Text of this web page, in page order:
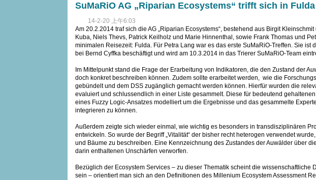
SuMaRiO AG „Riparian Ecosystems“ trifft sich in Fulda
14-2-20 上午6:03
Am 20.2.2014 traf sich die AG „Riparian Ecosystems“, bestehend aus Birgit
Kuba, Niels Thevs, Patrick Keilholz und Marie Hinnenthal, sowie Frank Thomas und
minimalen Reisezeit: Fulda. Für Petra Lang war es das erste SuMaRiO-Treffen. Sie ist
bei Bernd Cyffka beschäftigt und wird am 10.3.2014 in das Trierer SuMaRiO-Team
Im Mittelpunkt stand die Frage der Erarbeitung von Indikatoren, die den Zustand der
doch konkret beschreiben können. Zudem sollte erarbeitet werden, wie die
gebündelt und dem DSS zugänglich gemacht werden können. Hierfür wurden die
evaluiert und schlussendlich in einer Liste gesammelt. Diese für bedeutend
eines Fuzzy Logic-Ansatzes modelliert um die Ergebnisse und das gesammelte
integrieren zu können.
Außerdem zeigte sich wieder einmal, wie wichtig es besonders in transdisziplinären
entwickeln. So wurde der Begriff „Vitalität“ der bisher recht heterogen verwendet
und Bäume zu beschreiben. Eine Kennzeichnung des Zustandes der Auwälder über
darin enthaltenen Unschärfen verworfen.
Bezüglich der Ecosystem Services – zu dieser Thematik scheint die wissenschaftliche
sein – orientiert man sich an den Definitionen des Millenium Ecosystem Assessment